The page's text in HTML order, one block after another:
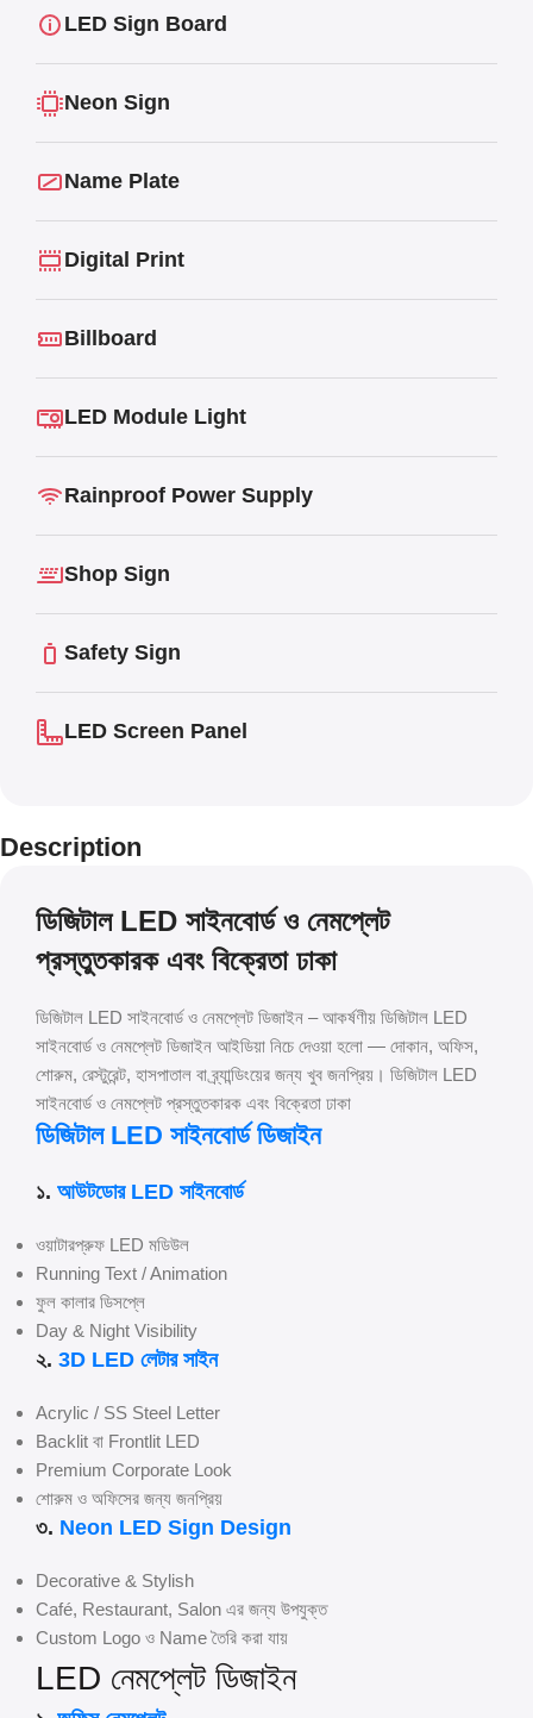
LED Sign Board
Neon Sign
Name Plate
Digital Print
Billboard
LED Module Light
Rainproof Power Supply
Shop Sign
Safety Sign
LED Screen Panel
Description
ডিজিটাল LED সাইনবোর্ড ও নেমপ্লেট
প্রস্তুতকারক এবং বিক্রেতা ঢাকা
ডিজিটাল LED সাইনবোর্ড ও নেমপ্লেট ডিজাইন – আকর্ষণীয় ডিজিটাল LED
সাইনবোর্ড ও নেমপ্লেট ডিজাইন আইডিয়া নিচে দেওয়া হলো — দোকান, অফিস,
শোরুম, রেস্টুরেন্ট, হাসপাতাল বা ব্র্যান্ডিংয়ের জন্য খুব জনপ্রিয়। ডিজিটাল LED
সাইনবোর্ড ও নেমপ্লেট প্রস্তুতকারক এবং বিক্রেতা ঢাকা
ডিজিটাল LED সাইনবোর্ড ডিজাইন
১. আউটডোর LED সাইনবোর্ড
ওয়াটারপ্রুফ LED মডিউল
Running Text / Animation
ফুল কালার ডিসপ্লে
Day & Night Visibility
২. 3D LED লেটার সাইন
Acrylic / SS Steel Letter
Backlit বা Frontlit LED
Premium Corporate Look
শোরুম ও অফিসের জন্য জনপ্রিয়
৩. Neon LED Sign Design
Decorative & Stylish
Café, Restaurant, Salon এর জন্য উপযুক্ত
Custom Logo ও Name তৈরি করা যায়
LED নেমপ্লেট ডিজাইন